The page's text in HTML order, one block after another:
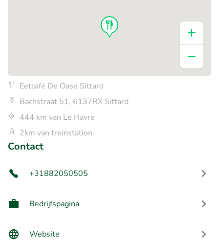
Eetcafé De Oase Sittard
Bachstraat 51, 6137RX Sittard
444 km van Le Havre
2km van treinstation
Contact
+31882050505
Bedrijfspagina
Website